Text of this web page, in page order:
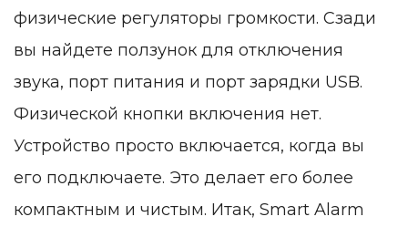
физические регуляторы громкости. Сзади
вы найдете ползунок для отключения
звука, порт питания и порт зарядки USB.
Физической кнопки включения нет.
Устройство просто включается, когда вы
его подключаете. Это делает его более
компактным и чистым. Итак, Smart Alarm